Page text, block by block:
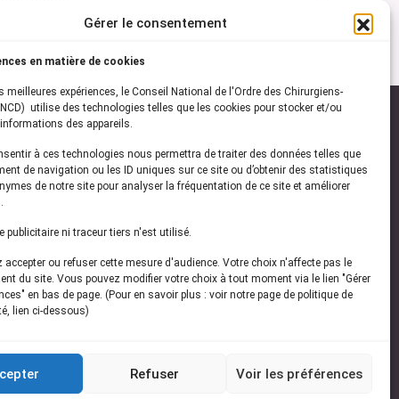
Gérer le consentement
en matière de cookies
meilleures expériences, le Conseil National de l'Ordre des Chirurgiens-
utilise des technologies telles que les cookies pour stocker et/ou
des appareils.
à ces technologies nous permettra de traiter des données telles que
de navigation ou les ID uniques sur ce site ou d’obtenir des statistiques
de notre site pour analyser la fréquentation de ce site et améliorer
publicitaire ni traceur tiers n'est utilisé.
accepter ou refuser cette mesure d'audience. Votre choix n'affecte pas le
du site. Vous pouvez modifier votre choix à tout moment via le lien "Gérer
en bas de page. (Pour en savoir plus : voir notre page de politique de
lien ci-dessous)
Refuser Voir les préférences
vous à notrenewsletter
les dernières actualités de l'ONCD